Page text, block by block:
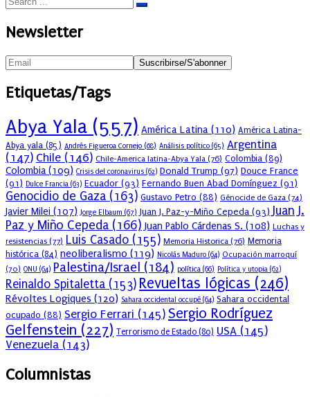
Newsletter
Etiquetas/Tags
Abya Yala (557) América Latina (110) América Latina-
Abya yala (85) Andrés Figueroa Cornejo (68) Análisis político (65) Argentina
(147) Chile (146) Chile-America latina-Abya Yala (76) Colombia (89)
Colombia(109) Crisis del coronavirus (62) Donald Trump (97) Douce France
(91) Dulce Francia (63) Ecuador (93) Fernando Buen Abad Domínguez (91)
Genocidio de Gaza (163) Gustavo Petro (88) Génocide de Gaza (74)
Javier Milei (107) Jorge Elbaum (67) Juan J. Paz-y-Miño Cepeda (93) Juan J.
Paz y Miño Cepeda (166) Juan Pablo Cárdenas S. (108) Luchas y
resistencias (77) Luis Casado (155) Memoria Historica (76) Memoria
histórica (84) neoliberalismo (119) Nicolás Maduro (64) Ocupación marroquí
(70) ONU (64) Palestina/Israel (184) política (66) Política y utopia (62)
Reinaldo Spitaletta (153) Revueltas lógicas (246)
Révoltes Logiques (120) Sahara occidental occupé (64) Sahara occidental
ocupado (88) Sergio Ferrari (145) Sergio Rodríguez
Gelfenstein (227) Terrorismo de Estado (80) USA (145)
Venezuela (143)
Columnistas